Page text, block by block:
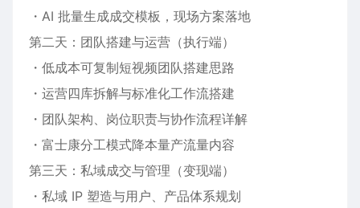
・AI 批量生成成交模板，现场方案落地
第二天：团队搭建与运营（执行端）
・低成本可复制短视频团队搭建思路
・运营四库拆解与标准化工作流搭建
・团队架构、岗位职责与协作流程详解
・富士康分工模式降本量产流量内容
第三天：私域成交与管理（变现端）
・私域 IP 塑造与用户、产品体系规划